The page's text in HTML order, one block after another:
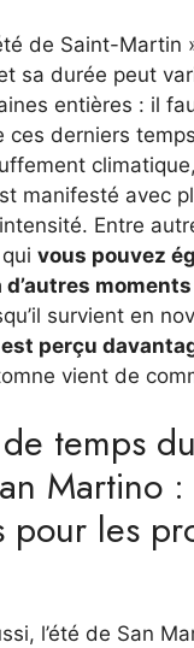
de Saint-Martin
sa durée peut
entières : il
ces derniers
manifesté avec
Entre
vous pouvez
moments
survient en
est perçu
vient de
temps
Martino
pour les
l’été de San